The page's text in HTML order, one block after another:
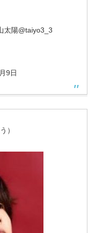
太陽@taiyo3_3
9日
）